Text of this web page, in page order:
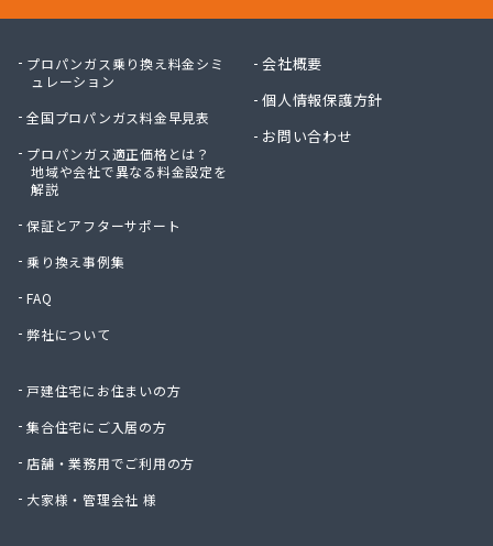
プロパンガス乗り換え料金シミ
ュレーション
全国プロパンガス料金早見表
プロパンガス適正価格とは？
地域や会社で異なる料金設定を
解説
保証とアフターサポート
乗り換え事例集
FAQ
弊社について
戸建住宅にお住まいの方
集合住宅にご入居の方
店舗・業務用でご利用の方
大家様・管理会社 様
会社概要
個人情報保護方針
お問い合わせ